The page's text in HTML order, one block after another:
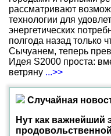
рассматривают
технологии для
энергетических
полгода назад только
Сычуанем, теперь
Идея S2000 проста:
ветряну ...>>
Случайная
Нут как важнейший